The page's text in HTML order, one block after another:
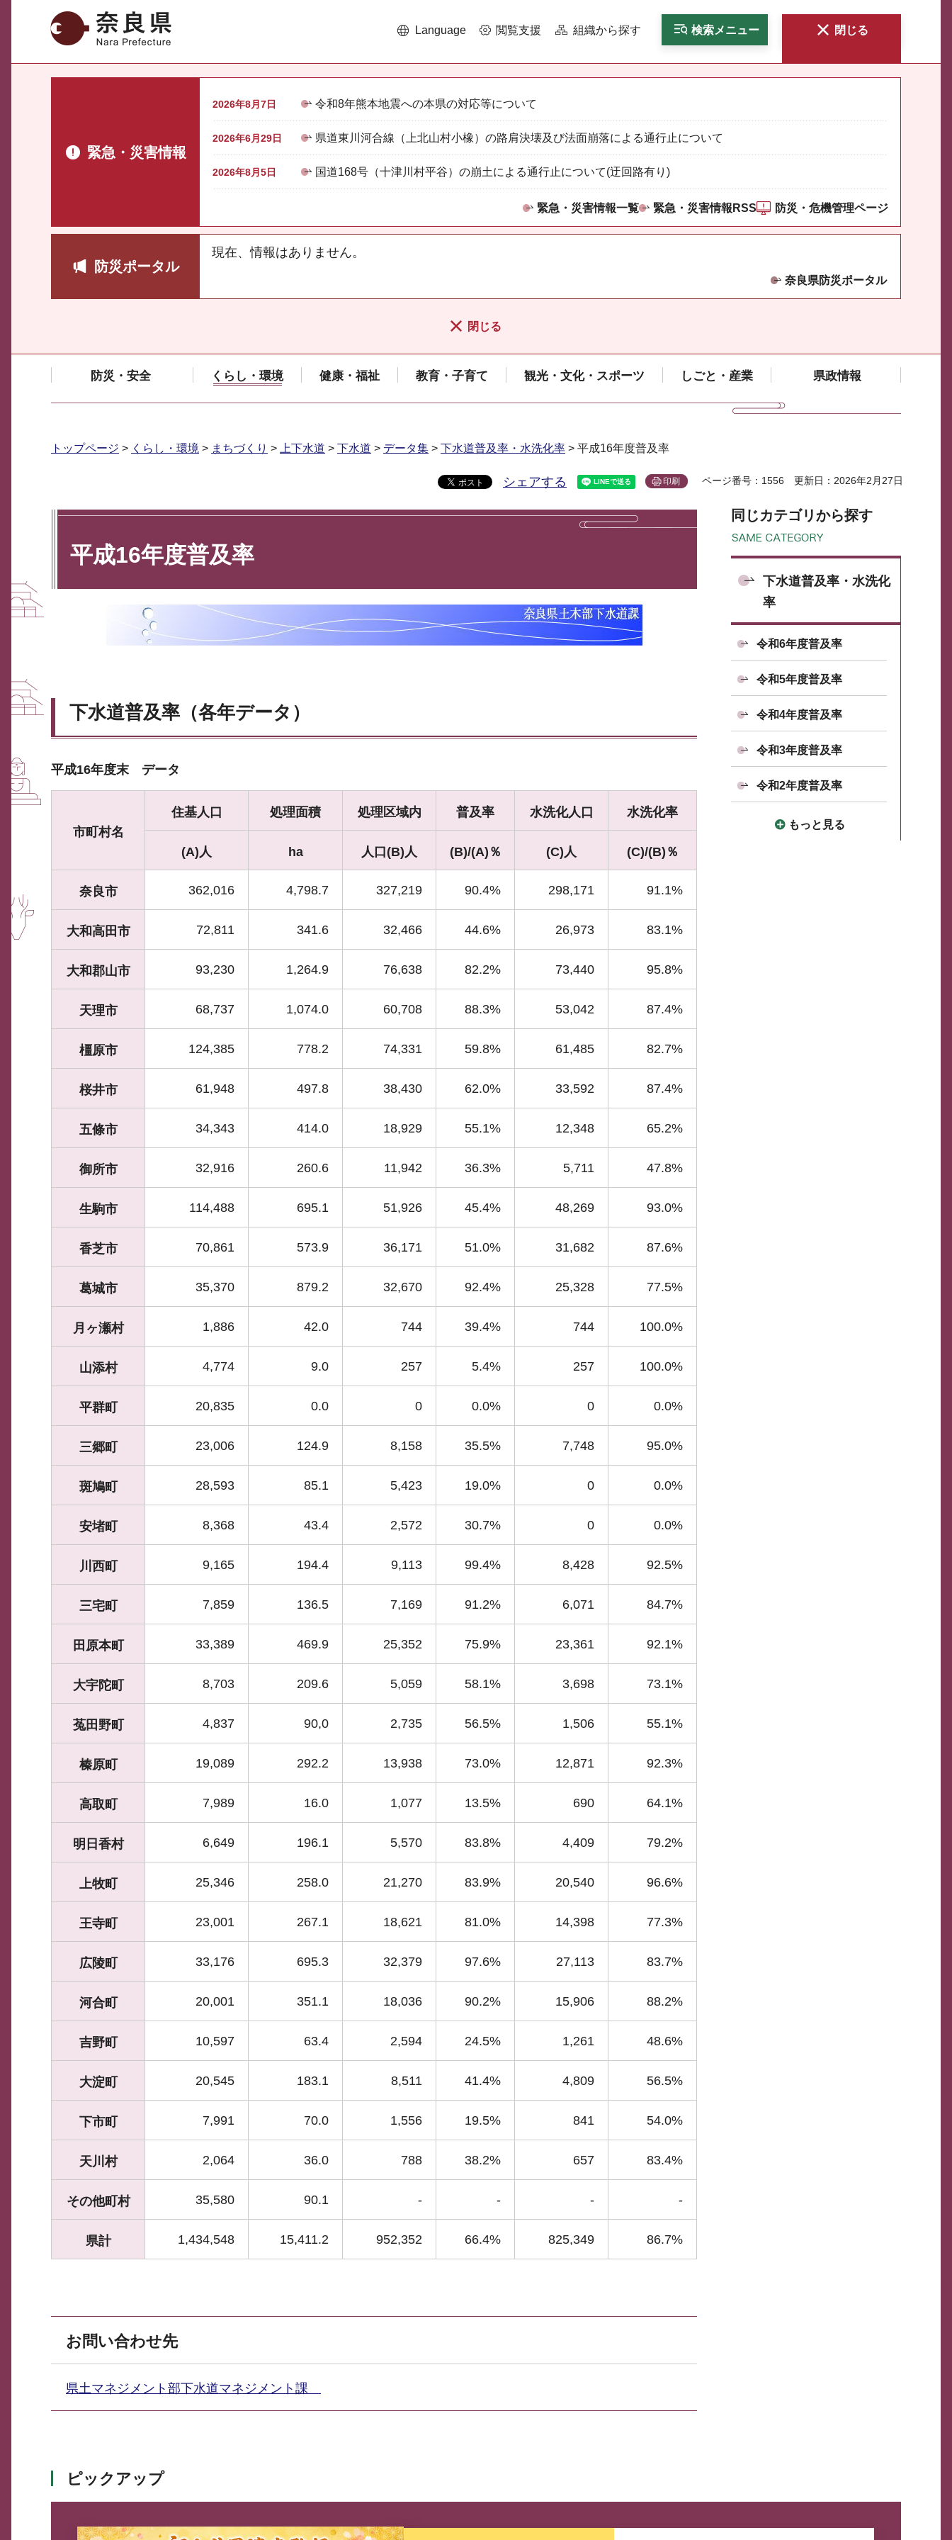
奈良県 Language 閲覧支援 組織から探す 検索メニュー 閉じる
緊急・災害情報
2026年8月7日 令和8年熊本地震への本県の対応等について
2026年6月29日 県道東川河合線（上北山村小橡）の路肩決壊及び法面崩落による通行止について
2026年8月5日 国道168号（十津川村平谷）の崩土による通行止について(迂回路有り)
緊急・災害情報一覧 緊急・災害情報RSS 防災・危機管理ページ
防災ポータル
現在、情報はありません。
奈良県防災ポータル
閉じる
防災・安全 くらし・環境 健康・福祉 教育・子育て 観光・文化・スポーツ しごと・産業 県政情報
トップページ > くらし・環境 > まちづくり > 上下水道 > 下水道 > データ集 > 下水道普及率・水洗化率 > 平成16年度普及率
シェアする 印刷 ページ番号：1556 更新日：2026年2月27日
平成16年度普及率
下水道普及率（各年データ）
平成16年度末 データ
市町村名
住基人口 処理面積 処理区域内 普及率 水洗化人口 水洗化率
(A)人 ha 人口(B)人 (B)/(A)％ (C)人 (C)/(B)％
奈良市 362,016 4,798.7 327,219 90.4% 298,171 91.1%
大和高田市 72,811 341.6 32,466 44.6% 26,973 83.1%
大和郡山市 93,230 1,264.9 76,638 82.2% 73,440 95.8%
天理市 68,737 1,074.0 60,708 88.3% 53,042 87.4%
橿原市 124,385 778.2 74,331 59.8% 61,485 82.7%
桜井市 61,948 497.8 38,430 62.0% 33,592 87.4%
五條市 34,343 414.0 18,929 55.1% 12,348 65.2%
御所市 32,916 260.6 11,942 36.3% 5,711 47.8%
生駒市 114,488 695.1 51,926 45.4% 48,269 93.0%
香芝市 70,861 573.9 36,171 51.0% 31,682 87.6%
葛城市 35,370 879.2 32,670 92.4% 25,328 77.5%
月ヶ瀬村 1,886 42.0 744 39.4% 744 100.0%
山添村 4,774 9.0 257 5.4% 257 100.0%
平群町 20,835 0.0 0 0.0% 0 0.0%
三郷町 23,006 124.9 8,158 35.5% 7,748 95.0%
斑鳩町 28,593 85.1 5,423 19.0% 0 0.0%
安堵町 8,368 43.4 2,572 30.7% 0 0.0%
川西町 9,165 194.4 9,113 99.4% 8,428 92.5%
三宅町 7,859 136.5 7,169 91.2% 6,071 84.7%
田原本町 33,389 469.9 25,352 75.9% 23,361 92.1%
大宇陀町 8,703 209.6 5,059 58.1% 3,698 73.1%
菟田野町 4,837 90,0 2,735 56.5% 1,506 55.1%
榛原町 19,089 292.2 13,938 73.0% 12,871 92.3%
高取町 7,989 16.0 1,077 13.5% 690 64.1%
明日香村 6,649 196.1 5,570 83.8% 4,409 79.2%
上牧町 25,346 258.0 21,270 83.9% 20,540 96.6%
王寺町 23,001 267.1 18,621 81.0% 14,398 77.3%
広陵町 33,176 695.3 32,379 97.6% 27,113 83.7%
河合町 20,001 351.1 18,036 90.2% 15,906 88.2%
吉野町 10,597 63.4 2,594 24.5% 1,261 48.6%
大淀町 20,545 183.1 8,511 41.4% 4,809 56.5%
下市町 7,991 70.0 1,556 19.5% 841 54.0%
天川村 2,064 36.0 788 38.2% 657 83.4%
その他町村 35,580 90.1 - - - -
県計 1,434,548 15,411.2 952,352 66.4% 825,349 86.7%
お問い合わせ先
県土マネジメント部下水道マネジメント課
同じカテゴリから探す
下水道普及率・水洗化
率
令和6年度普及率
令和5年度普及率
令和4年度普及率
令和3年度普及率
令和2年度普及率
もっと見る
ピックアップ